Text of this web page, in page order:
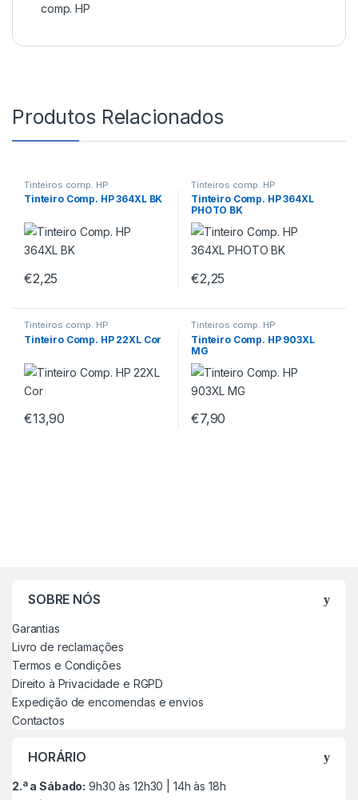
comp. HP
Produtos Relacionados
Tinteiros comp. HP
Tinteiro Comp. HP 364XL BK
€2,25
Tinteiros comp. HP
Tinteiro Comp. HP 364XL
PHOTO BK
€2,25
Tinteiros comp. HP
Tinteiro Comp. HP 22XL Cor
€13,90
Tinteiros comp. HP
Tinteiro Comp. HP 903XL
MG
€7,90
SOBRE NÓS
Garantias
Livro de reclamações
Termos e Condições
Direito à Privacidade e RGPD
Expedição de encomendas e envios
Contactos
HORÁRIO
2.ª a Sábado: 9h30 às 12h30 | 14h às 18h